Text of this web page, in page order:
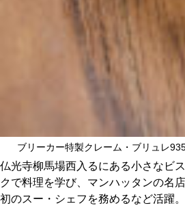
CULTURE
関西で開催。
おすすめの展覧会
おすすめの映画
ブリーカー特製クレーム・ブリュレ
仏光寺柳馬場西入るにある小さなビ
クで料理を学び、マンハッタンの名
初のスー・シェフを務めるなど活躍